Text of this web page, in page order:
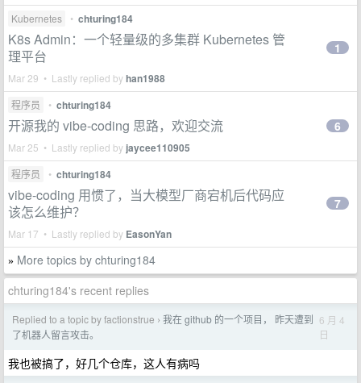
Kubernetes • chturing184
K8s Admin：一个轻量级的多集群 Kubernetes 管
理平台
Mar 29 • Lastly replied byhan1988
1
程序员 • chturing184
开源我的 vibe-coding 思路，欢迎交流
Mar 25 • Lastly replied by jaycee110905
6
程序员 • chturing184
vibe-coding 用惯了，当大模型厂商宕机后代码应
该怎么维护？
Mar 17 • Lastly replied by EasonYan
7
» More topics by chturing184
chturing184's recent replies
Replied to a topic by factionstrue › 我在 github 的一个项目， 昨天遭到
了机器人留言攻击。
6 月 4
日
我也被搞了，好几个仓库，这人有病吗